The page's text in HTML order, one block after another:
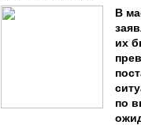
В
их
по